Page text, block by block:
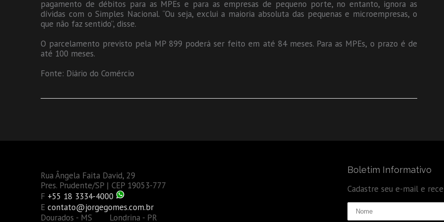
pagamento de débitos para as MPEs e para as empresas de pequeno porte, no entanto, ignora as
dívidas com o Simples Nacional. “Ou seja, exclui a maioria absoluta das pequenas e microempresas, o
que não faz sentido”, disse.
O parcelamento previsto pela MP 899 poderá ser feito em até 84 meses. Para as MPEs, o prazo é de
até 100 meses.
Fonte: Diário do Comércio
Rua Ângela Faita David, 29
Pres. Prudente/SP | CEP 19053-777
F +55 18 3334-4000
E contato@jorgegomes.com.br
Dourados - MS Londrina - PR
Boletim Informativo
Cadastre seu e-mail e